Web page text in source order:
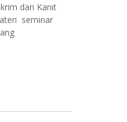
dan Kanit
seminar